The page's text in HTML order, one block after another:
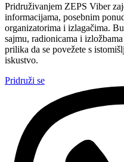
Pridruživanjem ZEPS Viber
informacijama, posebnim
organizatorima i izlagačima.
sajmu, radionicama i
prilika da se povežete s
iskustvo.
Pridruži se